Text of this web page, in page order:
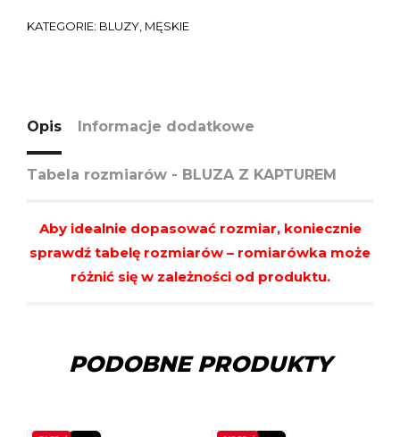
KATEGORIE: BLUZY MĘSKIE
Opis Informacje dodatkowe
Tabela rozmiarów - BLUZA Z KAPTUREM
Aby idealnie dopasować rozmiar, koniecznie
sprawdź tabelę rozmiarów – romiarówka może
różnić się w zależności od produktu.
PODOBNE PRODUKTY